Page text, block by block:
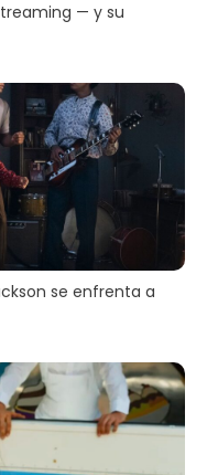
— y su
se enfrenta a